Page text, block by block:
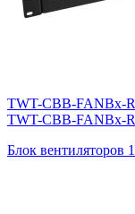
TWT-CBB-FANBx-
TWT-CBB-FANBx-
Блок вентиляторов